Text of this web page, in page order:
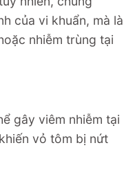
của vi khuẩn, mà là
nhiễm trùng tại
gây viêm nhiễm tại
vỏ tôm bị nứt